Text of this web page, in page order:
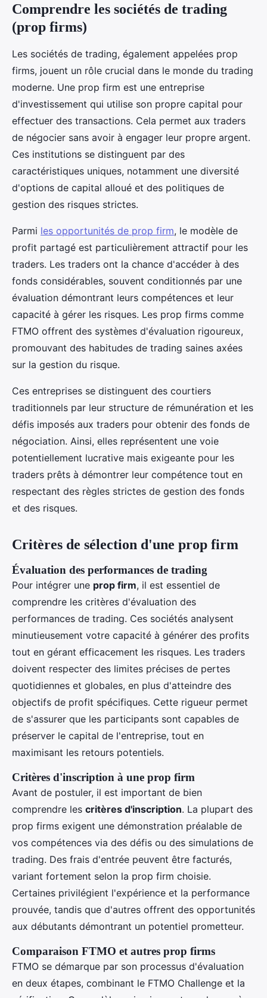
Comprendre les sociétés de trading
(prop firms)
Les sociétés de trading, également appelées prop
firms, jouent un rôle crucial dans le monde du trading
moderne. Une prop firm est une entreprise
d'investissement qui utilise son propre capital pour
effectuer des transactions. Cela permet aux traders
de négocier sans avoir à engager leur propre argent.
Ces institutions se distinguent par des
caractéristiques uniques, notamment une diversité
d'options de capital alloué et des politiques de
gestion des risques strictes.
Parmi les opportunités de prop firm, le modèle de
profit partagé est particulièrement attractif pour les
traders. Les traders ont la chance d'accéder à des
fonds considérables, souvent conditionnés par une
évaluation démontrant leurs compétences et leur
capacité à gérer les risques. Les prop firms comme
FTMO offrent des systèmes d'évaluation rigoureux,
promouvant des habitudes de trading saines axées
sur la gestion du risque.
Ces entreprises se distinguent des courtiers
traditionnels par leur structure de rémunération et les
défis imposés aux traders pour obtenir des fonds de
négociation. Ainsi, elles représentent une voie
potentiellement lucrative mais exigeante pour les
traders prêts à démontrer leur compétence tout en
respectant des règles strictes de gestion des fonds
et des risques.
Critères de sélection d'une prop firm
Évaluation des performances de trading
Pour intégrer une prop firm, il est essentiel de
comprendre les critères d'évaluation des
performances de trading. Ces sociétés analysent
minutieusement votre capacité à générer des profits
tout en gérant efficacement les risques. Les traders
doivent respecter des limites précises de pertes
quotidiennes et globales, en plus d'atteindre des
objectifs de profit spécifiques. Cette rigueur permet
de s'assurer que les participants sont capables de
préserver le capital de l'entreprise, tout en
maximisant les retours potentiels.
Critères d'inscription à une prop firm
Avant de postuler, il est important de bien
comprendre les critères d'inscription. La plupart des
prop firms exigent une démonstration préalable de
vos compétences via des défis ou des simulations de
trading. Des frais d'entrée peuvent être facturés,
variant fortement selon la prop firm choisie.
Certaines privilégient l'expérience et la performance
prouvée, tandis que d'autres offrent des opportunités
aux débutants démontrant un potentiel prometteur.
Comparaison FTMO et autres prop firms
FTMO se démarque par son processus d'évaluation
en deux étapes, combinant le FTMO Challenge et la